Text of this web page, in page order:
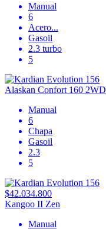
Manual
6
Acero...
Gasoil
2.3 turbo
5
Alaskan Confort 160 2WD
Manual
6
Chapa
Gasoil
2.3
5
$42.034.800
Kangoo II Zen
Manual